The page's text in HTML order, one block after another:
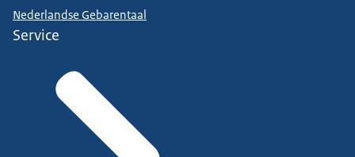
Nederlandse Gebarentaal
Service